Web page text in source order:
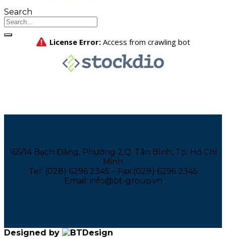
Search
165/14 Bạch Đằng, Phường 2,Q. Tân Bình, Tp. Hồ Chí
Minh
Tel: (028) 6296 2345 – Fax:(028) 6296 2345
Email: info@bt-group.vn
Designed by